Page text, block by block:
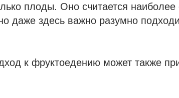
плоды. Оно считается
даже здесь важно разумно
к фруктоедению может также